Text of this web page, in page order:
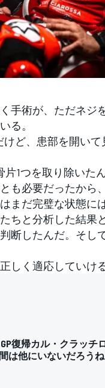
術が、ただネジ
る。
ど、患部を開い
1つを取り除いたん
も必要だったから
まだ完璧な状態に
ちと分析した結果
断したんだ。そし
しく適応していけ
復帰カル・クラッチ
は他にいないだろうね